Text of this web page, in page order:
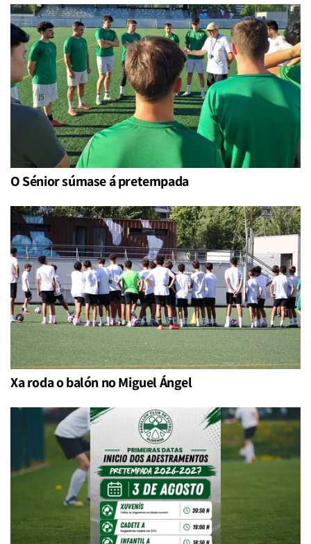
O Sénior súmase á pretempada
Xa roda o balón no Miguel Ángel